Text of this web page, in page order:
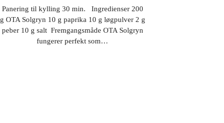
Panering til kylling 30 min. Ingredienser 200
g OTA Solgryn 10 g paprika 10 g løgpulver 2 g
peber 10 g salt ​ Fremgangsmåde OTA Solgryn
fungerer perfekt som…